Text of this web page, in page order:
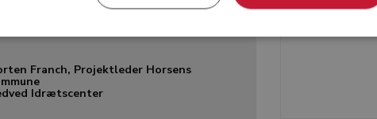
Franch, Projektleder Horsens
Idrætscenter